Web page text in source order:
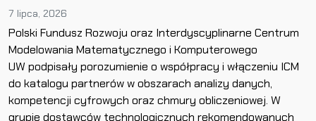
7 lipca, 2026
Polski Fundusz Rozwoju oraz Interdyscyplinarne Centrum
Modelowania Matematycznego i Komputerowego
UW podpisały porozumienie o współpracy i włączeniu ICM
do katalogu partnerów w obszarach analizy danych,
kompetencji cyfrowych oraz chmury obliczeniowej. W
grupie dostawców technologicznych rekomendowanych